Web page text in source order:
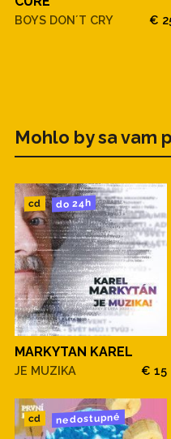
BOYS DON´T CRY €
Mohlo by sa vam
cd do 24h
MARKYTAN KAREL
JE MUZIKA € 15
cd nedostupné